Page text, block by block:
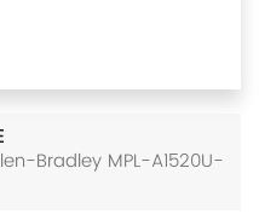
Bradley MPL-A1520U-